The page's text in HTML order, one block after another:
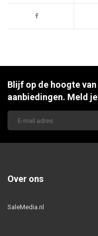
Blijf op de hoogte
aanbiedingen. Meld
Over ons
SaleMedia.nl